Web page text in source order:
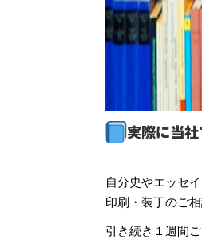
実際に当
自分史やエッセ
印刷・装丁のご
引き続き１週間